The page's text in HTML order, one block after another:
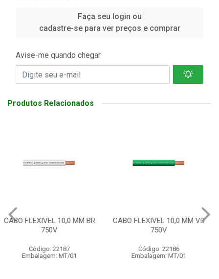
Faça seu login ou
cadastre-se para ver preços e comprar
Avise-me quando chegar
Produtos Relacionados
CABO FLEXIVEL 10,0 MM VD
750V
Código: 22186
Embalagem: MT/01
CABO FLEXIVEL 50,0 MM AZ
1KV HEPR
Código: 22183
Embalagem: MT/01